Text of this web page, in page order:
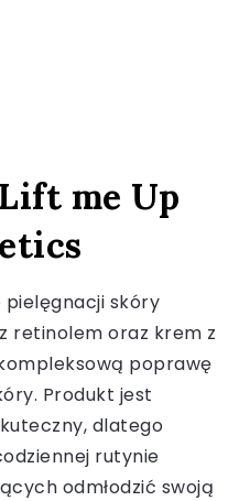
me Up
pielęgnacji skóry
retinolem oraz krem z
poprawę
Produkt jest
dlatego
rutynie
odmłodzić swoją